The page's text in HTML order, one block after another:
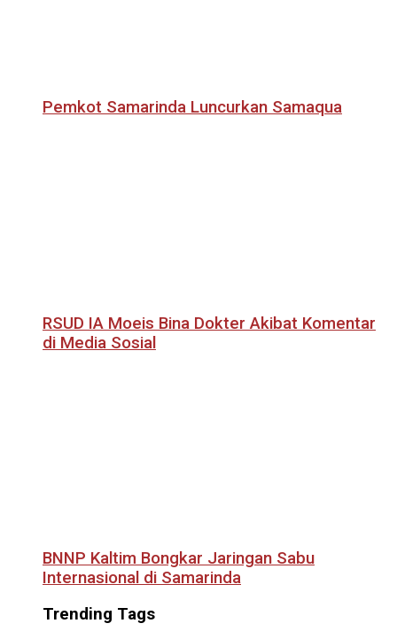
Pemkot Samarinda Luncurkan Samaqua
RSUD IA Moeis Bina Dokter Akibat Komentar
di Media Sosial
BNNP Kaltim Bongkar Jaringan Sabu
Internasional di Samarinda
Trending Tags